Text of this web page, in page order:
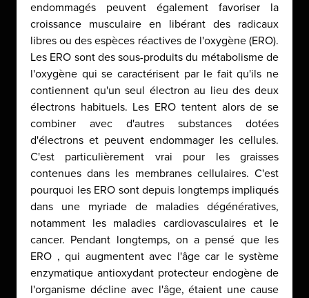
endommagés peuvent également favoriser la
croissance musculaire en libérant des radicaux
libres ou des espèces réactives de l'oxygène (ERO).
Les ERO sont des sous-produits du métabolisme de
l'oxygène qui se caractérisent par le fait qu'ils ne
contiennent qu'un seul électron au lieu des deux
électrons habituels. Les ERO tentent alors de se
combiner avec d'autres substances dotées
d'électrons et peuvent endommager les cellules.
C'est particulièrement vrai pour les graisses
contenues dans les membranes cellulaires. C'est
pourquoi les ERO sont depuis longtemps impliqués
dans une myriade de maladies dégénératives,
notamment les maladies cardiovasculaires et le
cancer. Pendant longtemps, on a pensé que les
ERO , qui augmentent avec l'âge car le système
enzymatique antioxydant protecteur endogène de
l'organisme décline avec l'âge, étaient une cause